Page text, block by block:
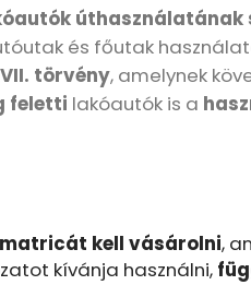
úthasználatának
és főutak
törvény, amelynek
feletti lakóautók is a
kell vásárolni,
kívánja használni,